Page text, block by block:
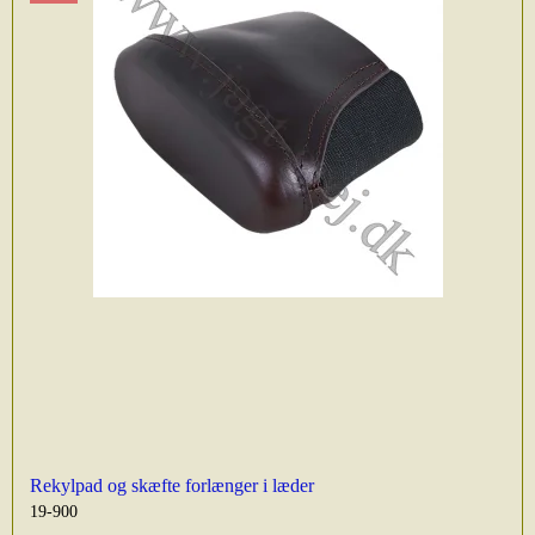
Rekylpad og skæfte forlænger i læder
19-900